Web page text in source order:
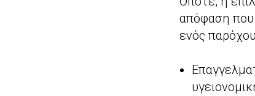
απόφαση που
ενός